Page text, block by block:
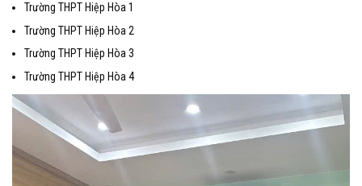
​Trường THPT Hiệp Hòa 1
​Trường THPT Hiệp Hòa 2
​Trường THPT Hiệp Hòa 3
​Trường THPT Hiệp Hòa 4